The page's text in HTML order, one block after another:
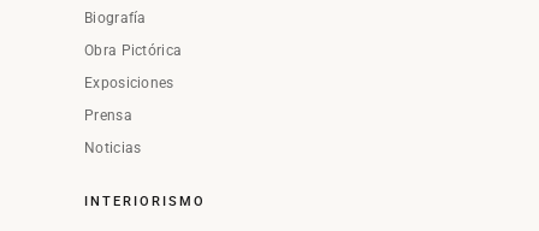
Biografía
Obra Pictórica
Exposiciones
Prensa
Noticias
INTERIORISMO